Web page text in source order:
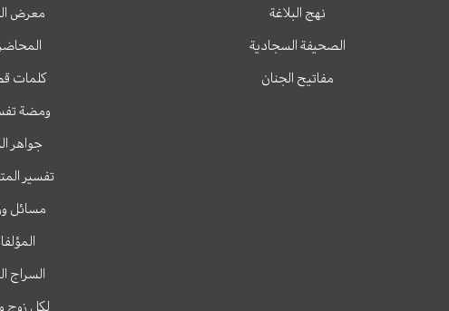
نهج البلاغة
الصحيفة السجادية
مفاتيح الجنان
معرض
كلمات
ومضة
جواهر
تفسير
مسائل
السراج
لكل زوج